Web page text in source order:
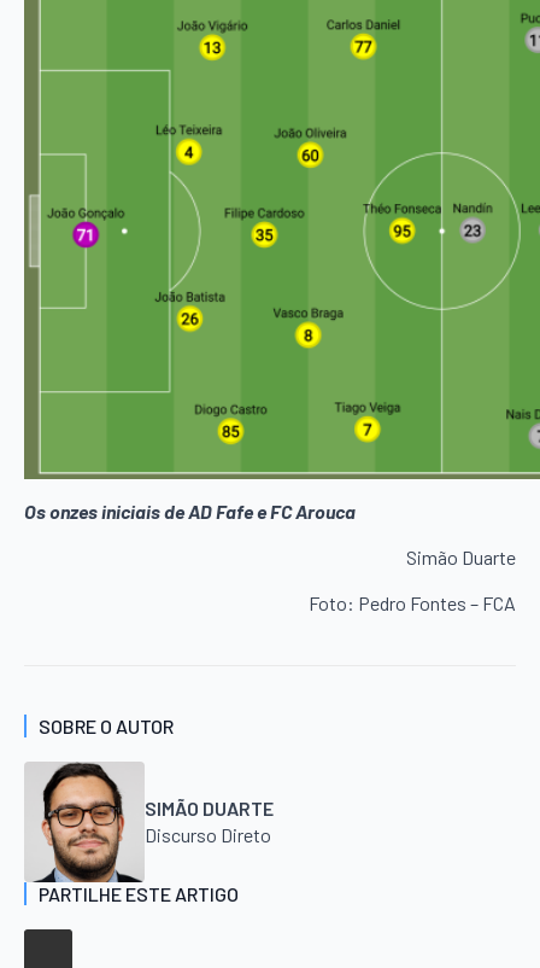
Os onzes iniciais de AD Fafe e FC Arouca
Simão Duarte
Foto: Pedro Fontes – FCA
SOBRE O AUTOR
SIMÃO DUARTE
Discurso Direto
PARTILHE ESTE ARTIGO